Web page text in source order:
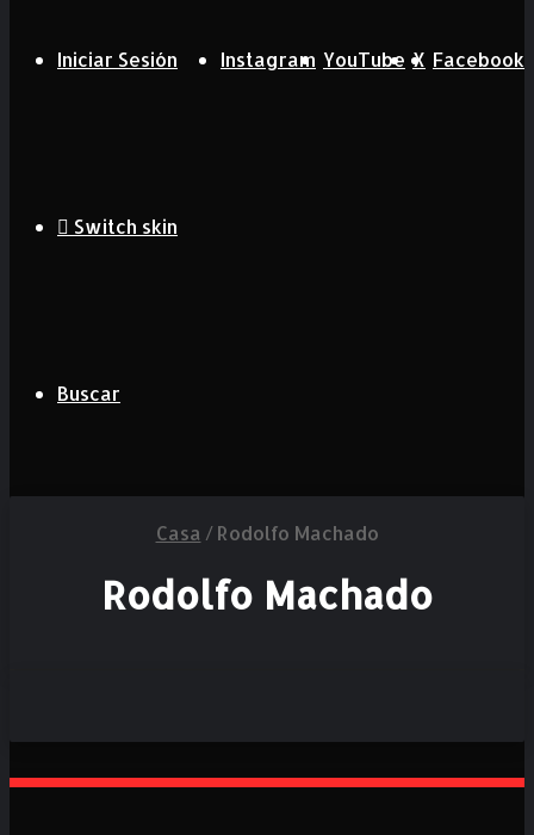
Facebook
X
YouTube
Instagram
Iniciar Sesión
Switch skin
Buscar
Casa / Rodolfo Machado
Rodolfo Machado